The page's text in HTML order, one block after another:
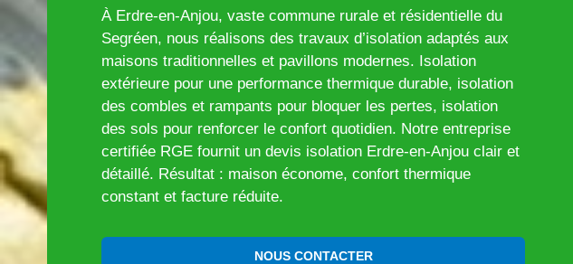
À Erdre-en-Anjou, vaste commune rurale et résidentielle du
Segréen, nous réalisons des travaux d’isolation adaptés aux
maisons traditionnelles et pavillons modernes. Isolation
extérieure pour une performance thermique durable, isolation
des combles et rampants pour bloquer les pertes, isolation
des sols pour renforcer le confort quotidien. Notre entreprise
certifiée RGE fournit un devis isolation Erdre-en-Anjou clair et
détaillé. Résultat : maison économe, confort thermique
constant et facture réduite.
NOUS CONTACTER